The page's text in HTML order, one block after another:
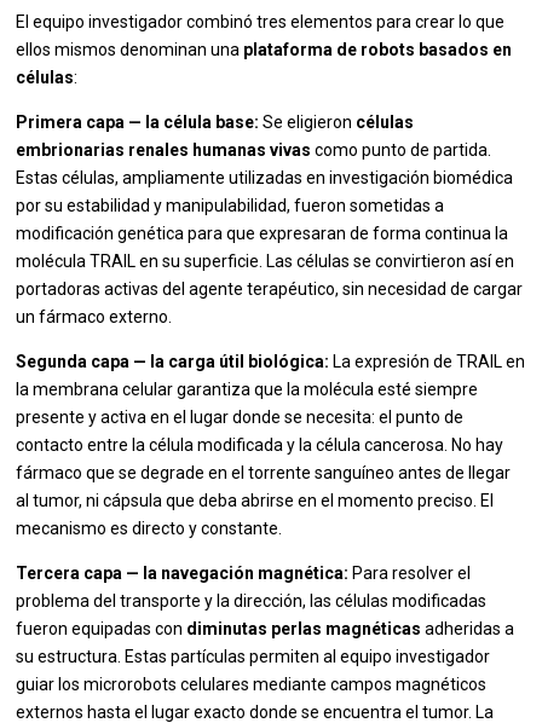
El equipo investigador combinó tres elementos para crear lo que
ellos mismos denominan una plataforma de robots basados en
células:
Primera capa — la célula base: Se eligieron células
embrionarias renales humanas vivas como punto de partida.
Estas células, ampliamente utilizadas en investigación biomédica
por su estabilidad y manipulabilidad, fueron sometidas a
modificación genética para que expresaran de forma continua la
molécula TRAIL en su superficie. Las células se convirtieron así en
portadoras activas del agente terapéutico, sin necesidad de cargar
un fármaco externo.
Segunda capa — la carga útil biológica: La expresión de TRAIL en
la membrana celular garantiza que la molécula esté siempre
presente y activa en el lugar donde se necesita: el punto de
contacto entre la célula modificada y la célula cancerosa. No hay
fármaco que se degrade en el torrente sanguíneo antes de llegar
al tumor, ni cápsula que deba abrirse en el momento preciso. El
mecanismo es directo y constante.
Tercera capa — la navegación magnética: Para resolver el
problema del transporte y la dirección, las células modificadas
fueron equipadas con diminutas perlas magnéticas adheridas a
su estructura. Estas partículas permiten al equipo investigador
guiar los microrobots celulares mediante campos magnéticos
externos hasta el lugar exacto donde se encuentra el tumor. La